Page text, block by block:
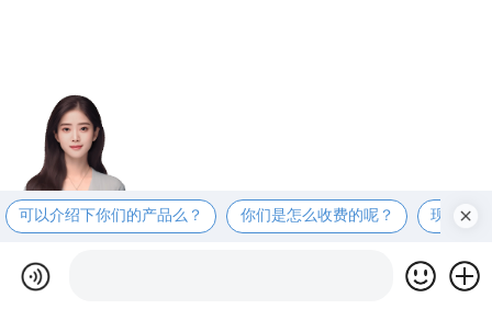
可以介绍下你们的产品么？ 你们是怎么收费的呢？ 现在有